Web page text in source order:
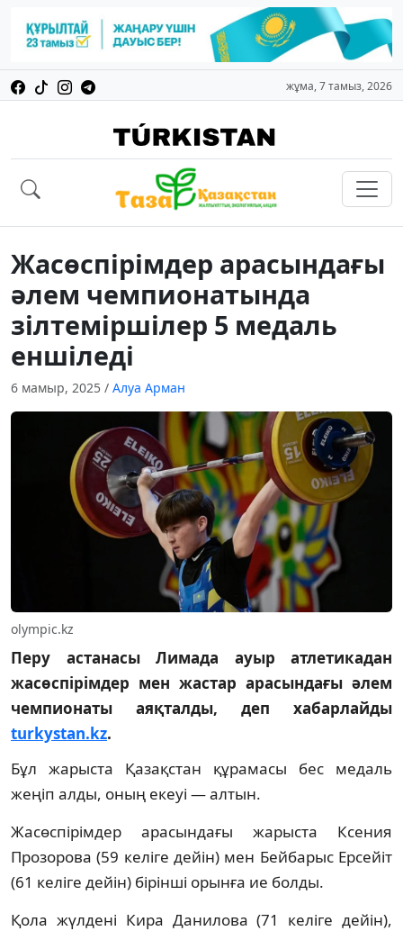
жұма, 7 тамыз, 2026
Жасөспірімдер арасындағы
әлем чемпионатында
зілтеміршілер 5 медаль
еншіледі
6 мамыр, 2025 / Алуа Арман
olympic.kz
Перу астанасы Лимада ауыр атлетикадан
жасөспірімдер мен жастар арасындағы әлем
чемпионаты аяқталды, деп хабарлайды
turkystan.kz.
Бұл жарыста Қазақстан құрамасы бес медаль
жеңіп алды, оның екеуі — алтын.
Жасөспірімдер арасындағы жарыста Ксения
Прозорова (59 келіге дейін) мен Бейбарыс Ерсейіт
(61 келіге дейін) бірінші орынға ие болды.
Қола жүлдені Кира Данилова (71 келіге дейін),